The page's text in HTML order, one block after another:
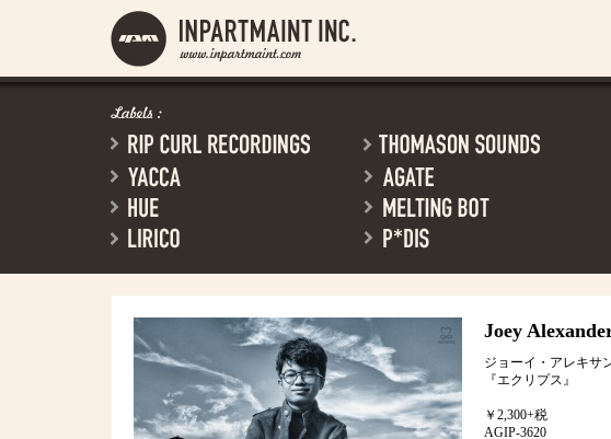
Joey
ジョーイ・アレキサ
『エクリプス』
￥2,300+税
AGIP-3620